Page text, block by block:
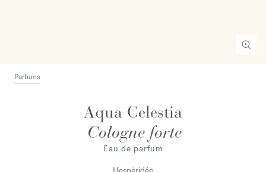
Parfums
Aqua Celestia
Cologne forte
Eau de parfum